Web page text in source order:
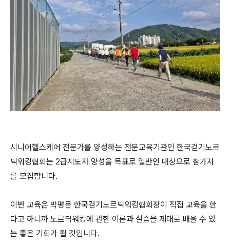
시니어헬스케어 전문가를 양성하는 전문교육기관인 한국걷기노르
딕워킹협회는 2급지도자 양성을 목표로 일반인 대상으로 참가자
를 모집합니다.
이번 교육은 박평문 한국걷기노르딕워킹협회장이 직접 교육을 한
다고 하니까 노르딕워킹에 관한 이론과 실습을 제대로 배울 수 있
는 좋은 기회가 될 것입니다.